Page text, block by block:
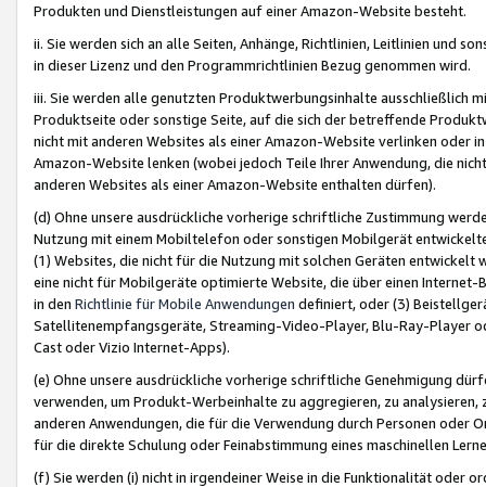
Produkten und Dienstleistungen auf einer Amazon-Website besteht.
ii. Sie werden sich an alle Seiten, Anhänge, Richtlinien, Leitlinien und
in dieser Lizenz und den Programmrichtlinien Bezug genommen wird.
iii. Sie werden alle genutzten Produktwerbungsinhalte ausschließlich
Produktseite oder sonstige Seite, auf die sich der betreffende
nicht mit anderen Websites als einer Amazon-Website verlinken oder
Amazon-Website lenken (wobei jedoch Teile Ihrer Anwendung, die
anderen Websites als einer Amazon-Website enthalten dürfen).
(d) Ohne unsere ausdrückliche vorherige schriftliche Zustimmung
Nutzung mit einem Mobiltelefon oder sonstigen Mobilgerät
(1) Websites, die nicht für die Nutzung mit solchen Geräten
eine nicht für Mobilgeräte optimierte Website, die über einen
in den Richtlinie für Mobile Anwendungen definiert, oder (3)
Satellitenempfangsgeräte, Streaming-Video-Player, Blu-Ray-Player
Cast oder Vizio Internet-Apps).
(e) Ohne unsere ausdrückliche vorherige schriftliche Genehmigung
verwenden, um Produkt-Werbeinhalte zu aggregieren, zu
anderen Anwendungen, die für die Verwendung durch Personen
für die direkte Schulung oder Feinabstimmung eines maschinellen
(f) Sie werden (i) nicht in irgendeiner Weise in die Funktionalität oder